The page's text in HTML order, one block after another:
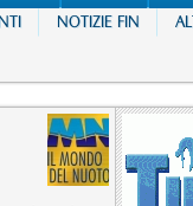
NOTIZIE FIN